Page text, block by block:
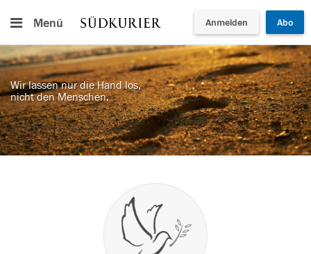
Menü Anmelden Abo
Wir lassen nur die Hand los,
nicht den Menschen.